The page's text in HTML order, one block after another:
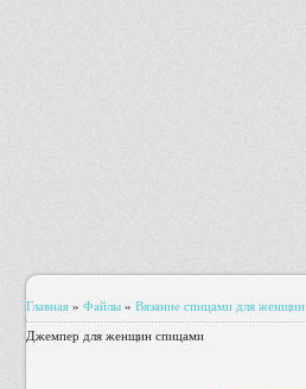
Главная » Файлы » Вязание спицами для женщин
Джемпер для женщин спицами